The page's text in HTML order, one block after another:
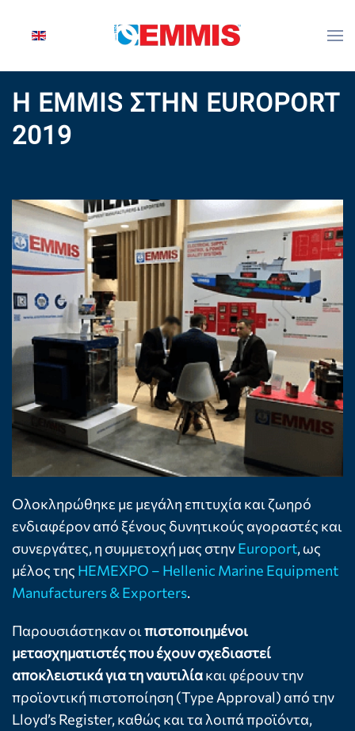
Skip to main content
Η EMMIS ΣΤΗΝ EUROPORT
2019
Ολοκληρώθηκε με μεγάλη επιτυχία και ζωηρό
ενδιαφέρον από ξένους δυνητικούς αγοραστές και
συνεργάτες, η συμμετοχή μας στηνEuroport, ως
μέλος της HEMEXPO – Hellenic Marine Equipment
Manufacturers & Exporters.
Παρουσιάστηκαν οιπιστοποιημένοι
μετασχηματιστές που έχουν σχεδιαστεί
αποκλειστικά για τη ναυτιλίακαι φέρουν την
προϊοντική πιστοποίηση (Type Approval) από την
Lloyd’s Register, καθώς και τα λοιπά προϊόντα,